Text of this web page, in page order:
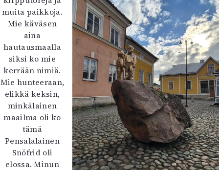
muita paikkoja.
Mie käväsen
aina
hautausmaalla
siksi ko mie
kerrään nimiä.
Mie hunteeraan,
elikkä keksin,
minkälainen
maailma oli ko
tämä
Pensalalainen
Snöfrid oli
elossa. Minun